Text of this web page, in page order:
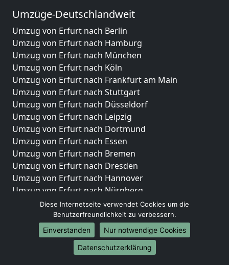
Umzüge-Deutschlandweit
Umzug von Erfurt nach Berlin
Umzug von Erfurt nach Hamburg
Umzug von Erfurt nach München
Umzug von Erfurt nach Köln
Umzug von Erfurt nach Frankfurt am Main
Umzug von Erfurt nach Stuttgart
Umzug von Erfurt nach Düsseldorf
Umzug von Erfurt nach Leipzig
Umzug von Erfurt nach Dortmund
Umzug von Erfurt nach Essen
Umzug von Erfurt nach Bremen
Umzug von Erfurt nach Dresden
Umzug von Erfurt nach Hannover
Umzug von Erfurt nach Nürnberg
Umzug von Erfurt nach Duisburg
Umzug von Erfurt nach Bochum
Umzug von Erfurt nach Wuppertal
Umzug von Erfurt nach Bielefeld
Umzug von Erfurt nach Bonn
Diese Internetseite verwendet Cookies um die
Benutzerfreundlichkeit zu verbessern.
Einverstanden
Nur notwendige Cookies
Datenschutzerklärung